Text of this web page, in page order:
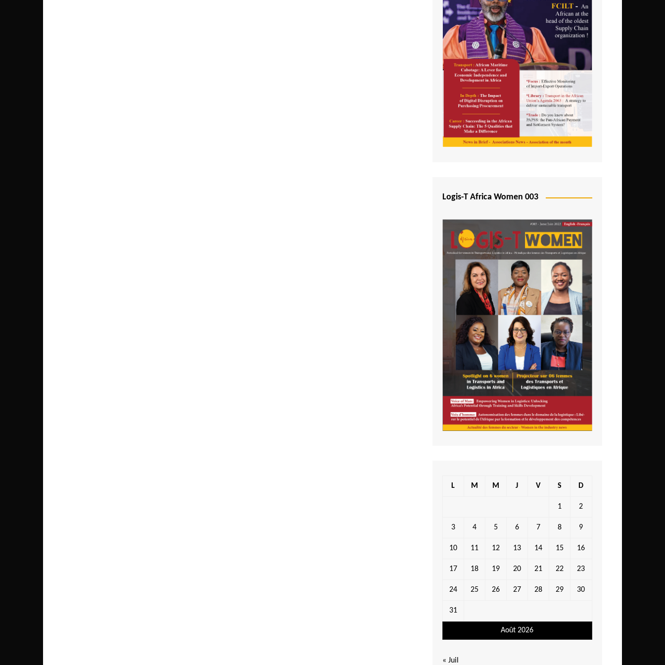
Logis-T Africa Women 003
Août 2026
L M M J V S D
1 2
3 4 5 6 7 8 9
10 11 12 13 14 15 16
17 18 19 20 21 22 23
24 25 26 27 28 29 30
31
« Juil